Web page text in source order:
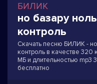
БИЛИК
но базару
контроль
Скачать песню БИЛИК -
контроль в качестве 320
МБ и длительностью mp3
бесплатно